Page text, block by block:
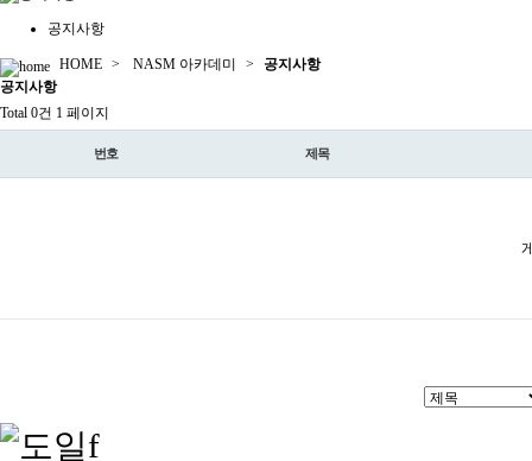
공지사항
HOME > NASM 아카데미 >
공지사항
공지사항
Total 0건 1 페이지
번호 제목